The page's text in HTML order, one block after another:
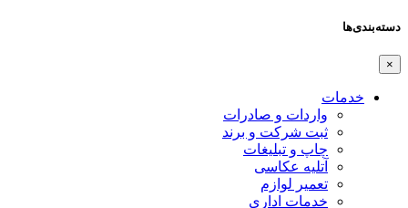
دسته‌بندی‌ها
×
خدمات
واردات و صادرات
ثبت شرکت و برند
چاپ و تبلیغات
آتلیه عکاسی
تعمیر لوازم
خدمات اداری